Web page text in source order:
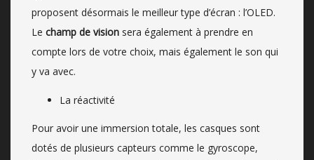
proposent désormais le meilleur type d’écran : l’OLED.
Le champ de vision sera également à prendre en
compte lors de votre choix, mais également le son qui
y va avec.
La réactivité
Pour avoir une immersion totale, les casques sont
dotés de plusieurs capteurs comme le gyroscope,